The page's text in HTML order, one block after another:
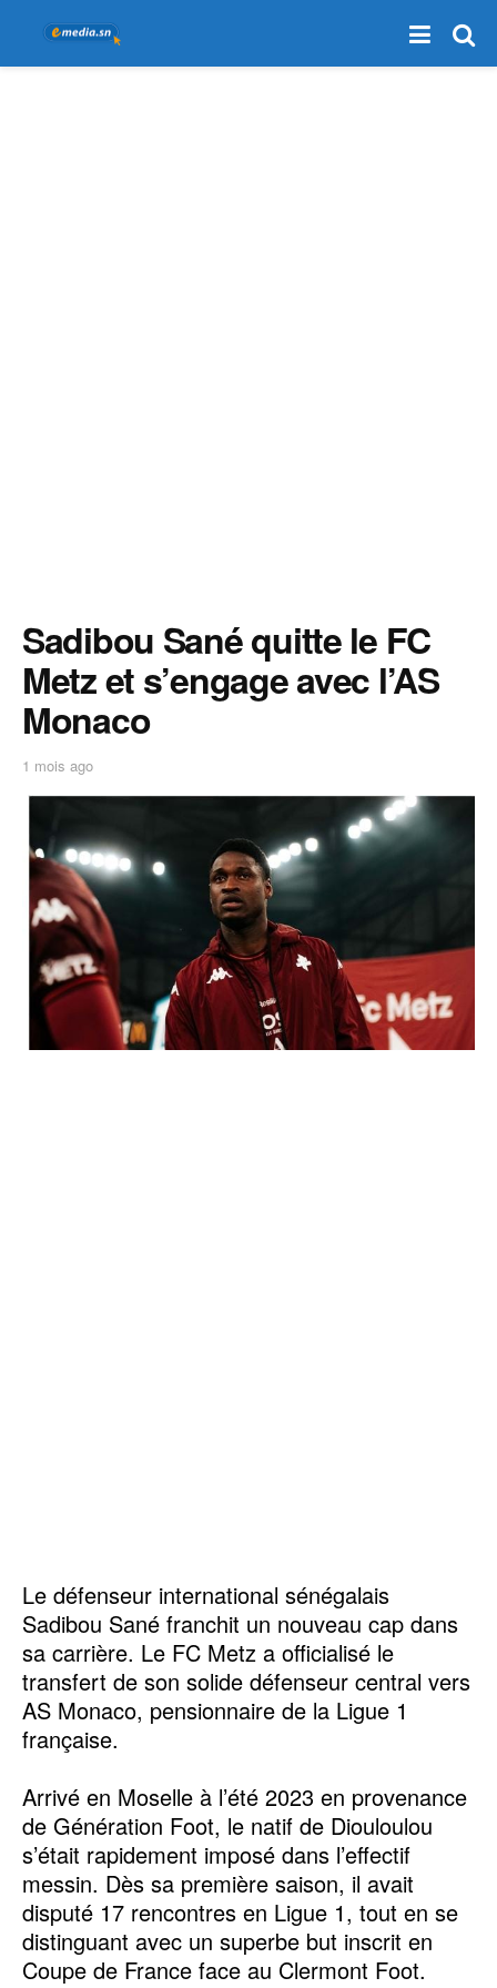
Sadibou Sané quitte le FC
Metz et s’engage avec l’AS
Monaco
1 mois ago
Le défenseur international sénégalais
Sadibou Sané franchit un nouveau cap dans
sa carrière. Le FC Metz a officialisé le
transfert de son solide défenseur central vers
AS Monaco, pensionnaire de la Ligue 1
française.
Arrivé en Moselle à l’été 2023 en provenance
de Génération Foot, le natif de Diouloulou
s’était rapidement imposé dans l’effectif
messin. Dès sa première saison, il avait
disputé 17 rencontres en Ligue 1, tout en se
distinguant avec un superbe but inscrit en
Coupe de France face au Clermont Foot.